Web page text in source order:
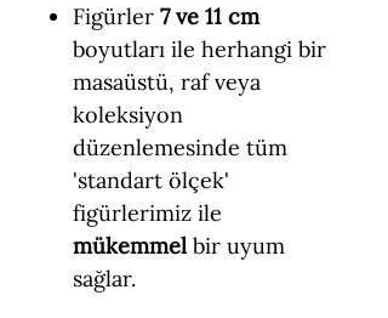
Figürler 7 ve 11 cm
boyutları ile herhangi bir
masaüstü, raf veya
koleksiyon
düzenlemesinde tüm
'standart ölçek'
figürlerimiz ile
mükemmel bir uyum
sağlar.